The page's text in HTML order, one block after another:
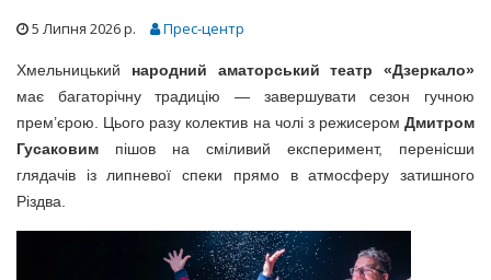
5 Липня 2026 р. Прес-центр
Хмельницький народний аматорський театр «Дзеркало»
має багаторічну традицію — завершувати сезон гучною
прем’єрою. Цього разу колектив на чолі з режисером Дмитром
Гусаковим пішов на сміливий експеримент, перенісши
глядачів із липневої спеки прямо в атмосферу затишного
Різдва.